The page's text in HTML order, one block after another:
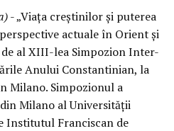
- „Viaţa creştinilor şi puterea
actuale în Orient şi
de al XIII-lea Simpozion Inter-
Anului Constantinian, la
Milano. Simpozionul a
Milano al Universităţii
Institutul Franciscan de